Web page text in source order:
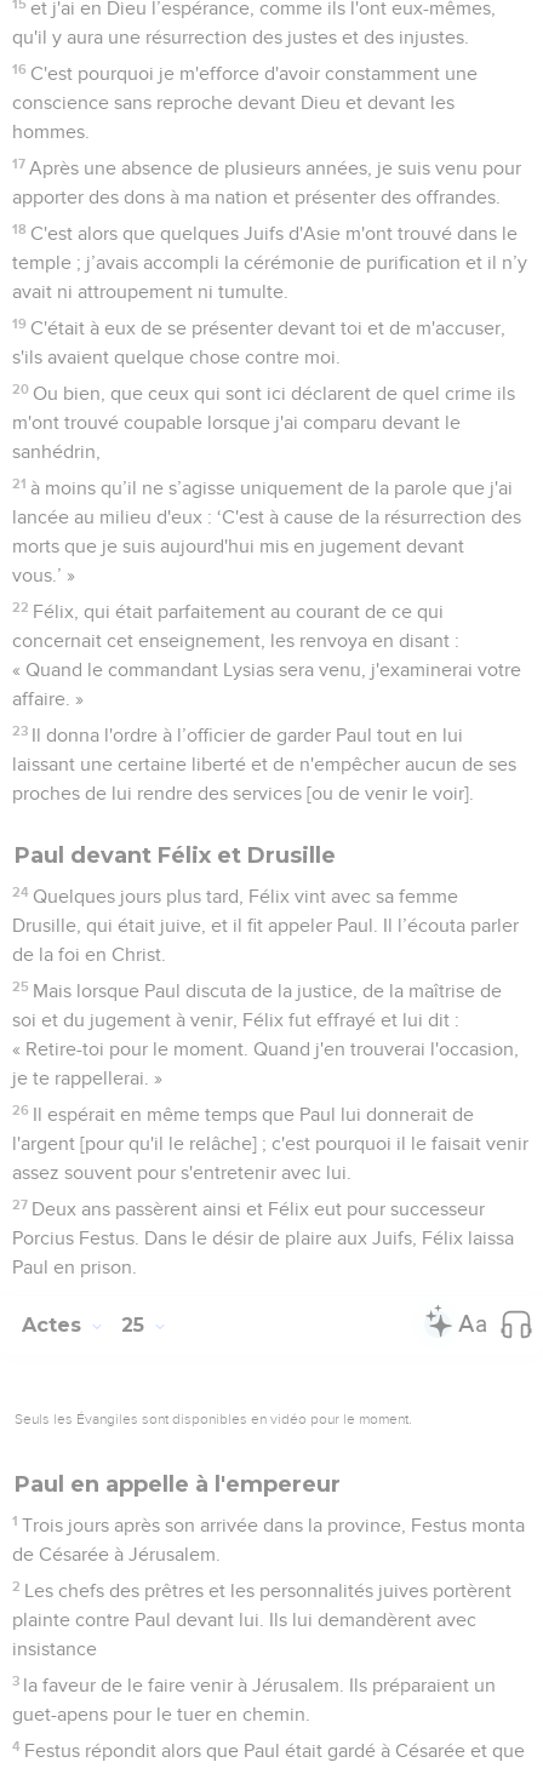
15 et j'ai en Dieu l’espérance, comme ils l'ont eux-mêmes,
qu'il y aura une résurrection des justes et des injustes.
16 C'est pourquoi je m'efforce d'avoir constamment une
conscience sans reproche devant Dieu et devant les
hommes.
17 Après une absence de plusieurs années, je suis venu pour
apporter des dons à ma nation et présenter des offrandes.
18 C'est alors que quelques Juifs d'Asie m'ont trouvé dans le
temple ; j’avais accompli la cérémonie de purification et il n’y
avait ni attroupement ni tumulte.
19 C'était à eux de se présenter devant toi et de m'accuser,
s'ils avaient quelque chose contre moi.
20 Ou bien, que ceux qui sont ici déclarent de quel crime ils
m'ont trouvé coupable lorsque j'ai comparu devant le
sanhédrin,
21 à moins qu’il ne s’agisse uniquement de la parole que j'ai
lancée au milieu d'eux : ‘C'est à cause de la résurrection des
morts que je suis aujourd'hui mis en jugement devant
vous.’ »
22 Félix, qui était parfaitement au courant de ce qui
concernait cet enseignement, les renvoya en disant :
« Quand le commandant Lysias sera venu, j'examinerai votre
affaire. »
23 Il donna l'ordre à l’officier de garder Paul tout en lui
laissant une certaine liberté et de n'empêcher aucun de ses
proches de lui rendre des services [ou de venir le voir].
Paul devant Félix et Drusille
24 Quelques jours plus tard, Félix vint avec sa femme
Drusille, qui était juive, et il fit appeler Paul. Il l’écouta parler
de la foi en Christ.
25 Mais lorsque Paul discuta de la justice, de la maîtrise de
soi et du jugement à venir, Félix fut effrayé et lui dit :
« Retire-toi pour le moment. Quand j'en trouverai l'occasion,
je te rappellerai. »
26 Il espérait en même temps que Paul lui donnerait de
l'argent [pour qu'il le relâche] ; c'est pourquoi il le faisait venir
assez souvent pour s'entretenir avec lui.
27 Deux ans passèrent ainsi et Félix eut pour successeur
Porcius Festus. Dans le désir de plaire aux Juifs, Félix laissa
Paul en prison.
Actes 25
Seuls les Évangiles sont disponibles en vidéo pour le moment.
Paul en appelle à l'empereur
1 Trois jours après son arrivée dans la province, Festus monta
de Césarée à Jérusalem.
2 Les chefs des prêtres et les personnalités juives portèrent
plainte contre Paul devant lui. Ils lui demandèrent avec
insistance
3 la faveur de le faire venir à Jérusalem. Ils préparaient un
guet-apens pour le tuer en chemin.
4 Festus répondit alors que Paul était gardé à Césarée et que